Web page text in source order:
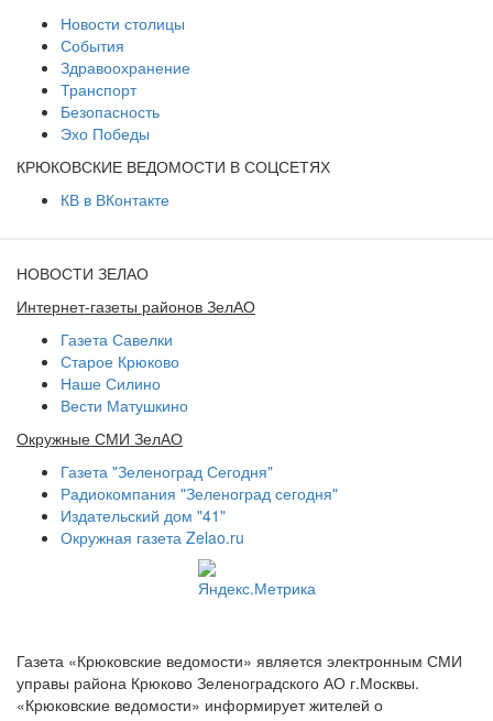
Новости столицы
События
Здравоохранение
Транспорт
Безопасность
Эхо Победы
КРЮКОВСКИЕ ВЕДОМОСТИ В СОЦСЕТЯХ
КВ в ВКонтакте
НОВОСТИ ЗЕЛАО
Интернет-газеты районов ЗелАО
Газета Савелки
Старое Крюково
Наше Силино
Вести Матушкино
Окружные СМИ ЗелАО
Газета "Зеленоград Сегодня"
Радиокомпания "Зеленоград сегодня"
Издательский дом "41"
Окружная газета Zelao.ru
Газета «Крюковские ведомости» является электронным СМИ
управы района Крюково Зеленоградского АО г.Москвы.
«Крюковские ведомости» информирует жителей о